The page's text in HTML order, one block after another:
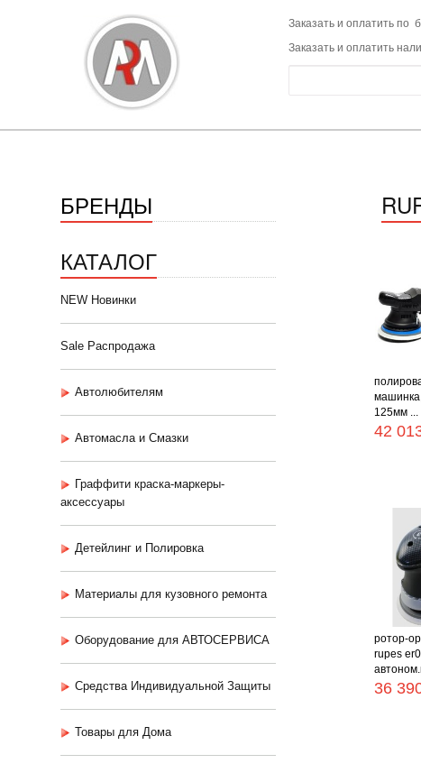
Заказать и оплатить по
Заказать и оплатить
БРЕНДЫ
КАТАЛОГ
NEW Новинки
Sale Распродажа
Автолюбителям
Автомасла и Смазки
Граффити краска-маркеры-
аксессуары
Детейлинг и Полировка
Материалы для кузовного ремонта
Оборудование для АВТОСЕРВИСА
Средства Индивидуальной Защиты
Товары для Дома
125мм ...
42
ротор-
rupes
36